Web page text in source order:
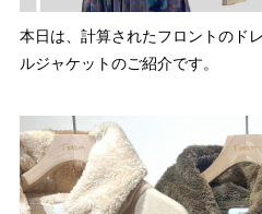
本日は、計算されたフロントのド
ルジャケットのご紹介です。